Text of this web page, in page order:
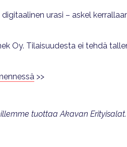
urasi – askel
Oy. Tilaisuudesta ei tehdä
>>
tuottaa Akavan Erityisalat.